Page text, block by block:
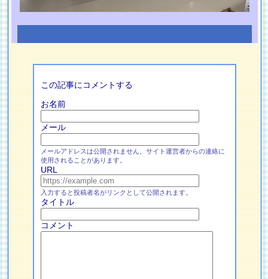
この記事にコメントする
お名前
メール
メールアドレスは公開されません。サイト運営者からの連絡に
使用されることがあります。
URL
入力すると投稿者名がリンクとして公開されます。
タイトル
コメント